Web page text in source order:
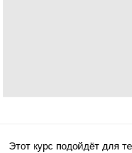
Этот курс подойдёт для